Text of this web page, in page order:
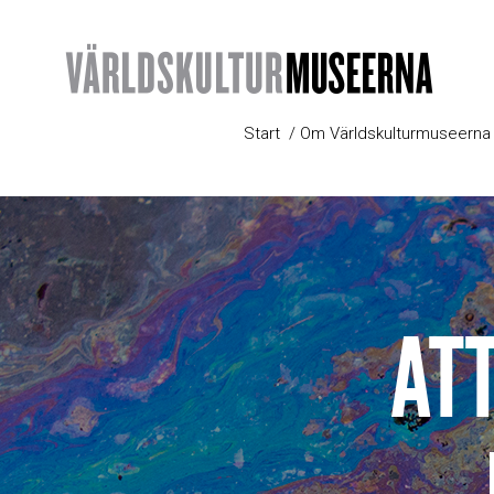
Start Om Världskulturmuseerna